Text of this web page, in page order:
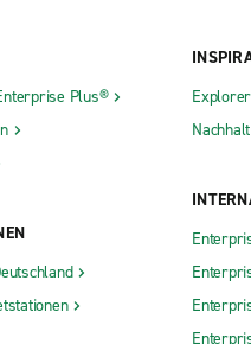
Plus®